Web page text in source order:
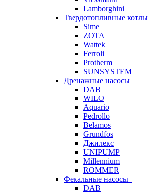
Lamborghini
Твердотопливные котлы
Sime
ZOTA
Wattek
Ferroli
Protherm
SUNSYSTEM
Дренажные насосы
DAB
WILO
Aquario
Pedrollo
Belamos
Grundfos
Джилекс
UNIPUMP
Millennium
ROMMER
Фекальные насосы
DAB